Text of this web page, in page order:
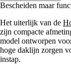
Bescheiden maar
Het uiterlijk van de
zijn compacte
model ontworpen
hoge daklijn zorgen
instap.